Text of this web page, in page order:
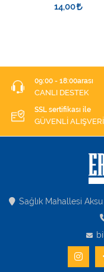
ŞIRINGASI 1852412
UÇLU
14,00
09:00 - 18:00arası
CANLI DESTEK
SSL sertifikası ile
GÜVENLİ
Sağlık Mahallesi